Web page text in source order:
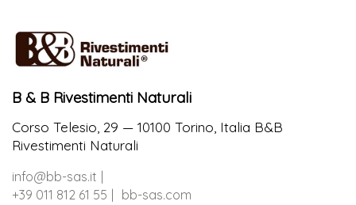
B & B Rivestimenti Naturali
Corso Telesio, 29 — 10100 Torino, Italia B&B
Rivestimenti Naturali
info@bb-sas.it
+39 011 812 61 55
bb-sas.com